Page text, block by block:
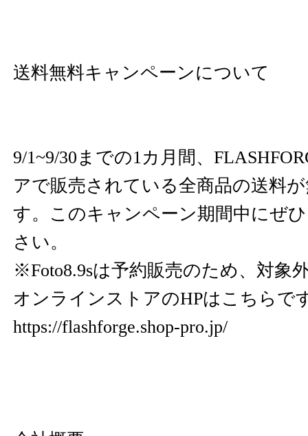
送料無料キャンペーンについて
9/1~9/30までの1カ月間、
アで販売されている全商品の送料
す。このキャンペーン期間中にぜ
さい。
※Foto8.9sは予約販売のため、対象
オンラインストアのHPはこちらで
https://flashforge.shop-pro.jp/